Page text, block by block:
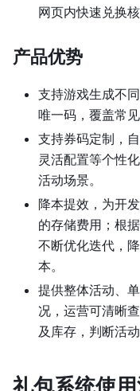
网页内快速兑换核
产品优势
支持游戏生成不
唯一码，覆盖常
支持券码定制，
灵活配置等个性
活动场景。
降本提效，为开
的存储费用；根
不断优化迭代，
本。
提供整体活动、
况，运营可清晰
及库存，判断活动
礼包系统使